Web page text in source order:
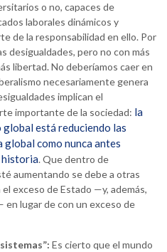
o no, capaces de
laborales dinámicos y
de la responsabilidad en ello. Por
desigualdades, pero no con más
libertad. No deberíamos caer en
necesariamente genera
implican el
importante de la sociedad: la
está reduciendo las
global como nunca antes
historia. Que dentro de
aumentando se debe a otras
exceso de Estado —y, además,
lugar de con un exceso de
Es cierto que el mundo